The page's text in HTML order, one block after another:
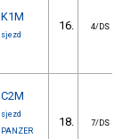
K1M
sjezd
16. 4/DS
C2M
sjezd
PANZER
18. 7/DS